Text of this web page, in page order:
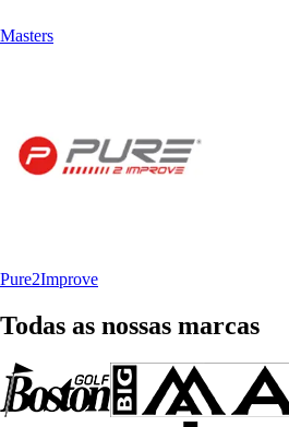
Masters
Pure2Improve
Todas as nossas marcas